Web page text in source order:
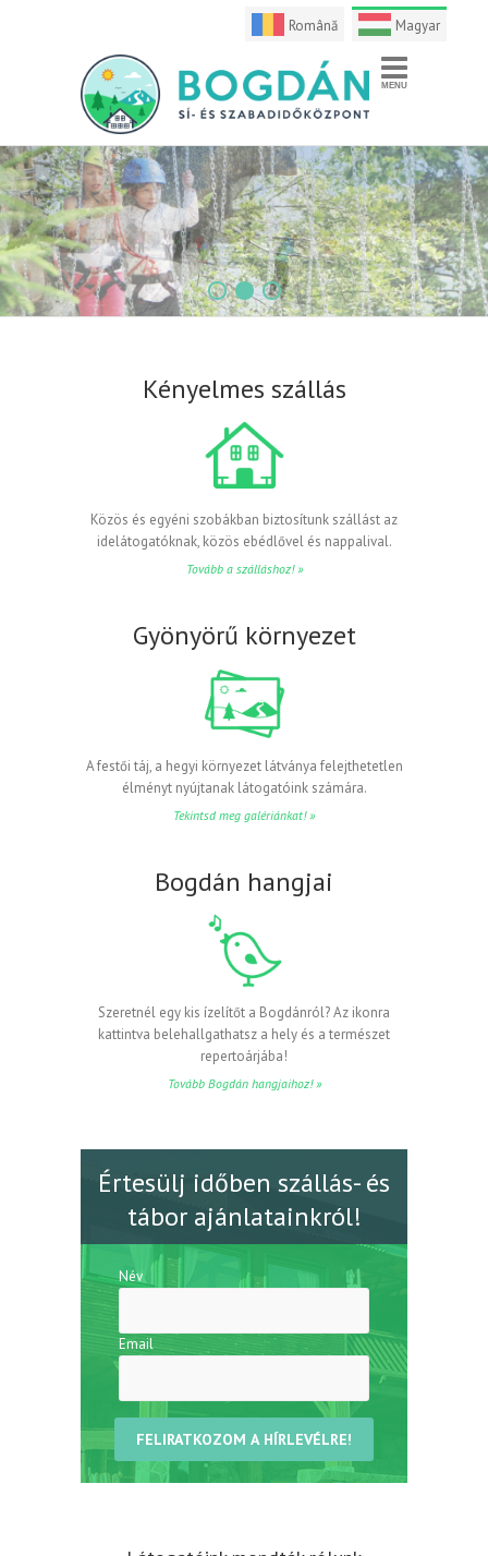
Română Magyar
1 2 3
Kényelmes szállás
Közös és egyéni szobákban biztosítunk szállást az
idelátogatóknak, közös ebédlővel és nappalival.
Tovább a szálláshoz! »
Gyönyörű környezet
A festői táj, a hegyi környezet látványa felejthetetlen
élményt nyújtanak látogatóink számára.
Tekintsd meg galériánkat! »
Bogdán hangjai
Szeretnél egy kis ízelítőt a Bogdánról? Az ikonra
kattintva belehallgathatsz a hely és a természet
repertoárjába!
Tovább Bogdán hangjaihoz! »
Értesülj időben szállás- és
tábor ajánlatainkról!
Név
Email